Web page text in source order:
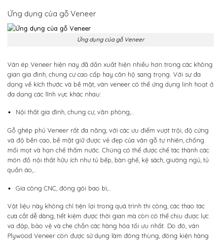
Ứng dụng của gỗ Veneer
Ứng dụng của gỗ Veneer
Ván ép Veneer hiện nay đã dần xuất hiện nhiều hơn trong các không
gian gia đình, chung cư cao cấp hay căn hộ sang trọng. Với sự đa
dạng về kích thước và bề mặt, ván veneer có thể ứng dụng linh hoạt ở
đa dạng các lĩnh vực khác nhau:
Nội thất gia đình, chung cư, văn phòng,…
Gỗ ghép phủ Veneer rất đa năng, với các ưu điểm vượt trội, độ cứng
và độ bền cao, bề mặt giữ được vẻ đẹp của vân gỗ tự nhiên, chống
mối mọt và hạn chế thấm nước. Chúng có thể được chế tác thành các
món đồ nội thất hữu ích như tủ bếp, bàn ghế, kệ sách, giường ngủ, tủ
quần áo,…
Gia công CNC, đóng gói bao bì,…
Vật liệu này không chỉ tiện lợi trong quá trình thi công, các thao tác
cưa cắt dễ dàng, tiết kiệm được thời gian mà còn có thể chịu được lực
va đập, bảo vệ và che chắn các hàng hóa tối ưu nhất. Do đó, ván
Plywood Veneer còn được sử dụng làm đóng thùng, đóng kiện hàng